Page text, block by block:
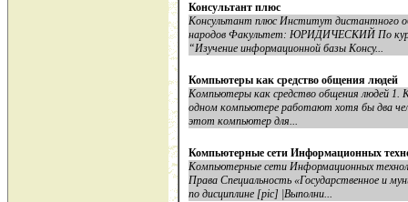
Консультант плюс
Консультант плюс Институт дистантного
народов Факультет: ЮРИДИЧЕСКИЙ По
“Изучение информационной базы Консу...
Компьютеры как средство общения людей
Компьютеры как средство общения людей 1.
одном компьютере работают хотя бы два
этот компьютер для...
Компьютерные сети Информационных
Компьютерные сети Информационных
Права Специальность «Государственное и
по дисциплине [pic] |Выполни...